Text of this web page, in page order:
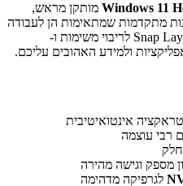
Windows 11 מותקן מראש,
מתקדמות שמתאימות הן לעבודה
והן למשחק. תיהנו מתכונות כמו Snap Layouts לריבוי משימות ו-
אינטואיטיבית
רבי עוצמה
חלק
מספק וגישה מהירה
לגרפיקה מדהימה